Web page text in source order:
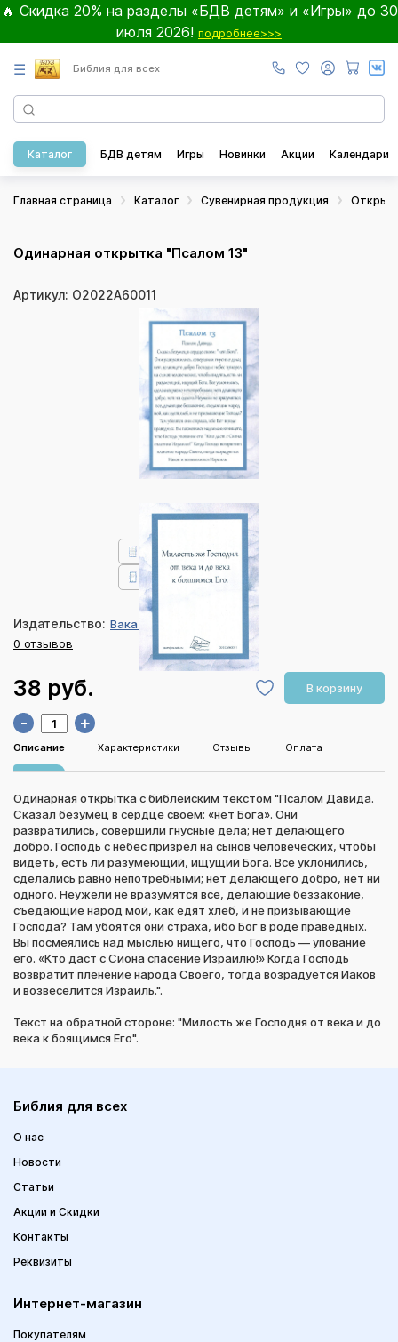
🔥 Скидка 20% на разделы «БДВ детям» и «Игры» до 30
июля 2026! подробнее>>>
☰ Библия для всех
Каталог БДВ детям Игры Новинки Акции Календари
Главная страница Каталог Сувенирная продукция
Одинарная открытка "Псалом 13"
Артикул: О2022А60011
Издательство: Ваката
0 отзывов
38 руб. В корзину
- +
Описание Характеристики Отзывы Оплата
Одинарная открытка с библейским текстом "Псалом Давида.
Сказал безумец в сердце своем: «нет Бога». Они
развратились, совершили гнусные дела; нет делающего
добро. Господь с небес призрел на сынов человеческих, чтобы
видеть, есть ли разумеющий, ищущий Бога. Все уклонились,
сделались равно непотребными; нет делающего добро, нет ни
одного. Неужели не вразумятся все, делающие беззаконие,
съедающие народ мой, как едят хлеб, и не призывающие
Господа? Там убоятся они страха, ибо Бог в роде праведных.
Вы посмеялись над мыслью нищего, что Господь — упование
его. «Кто даст с Сиона спасение Израилю!» Когда Господь
возвратит пленение народа Своего, тогда возрадуется Иаков
и возвеселится Израиль.".
Текст на обратной стороне: "Милость же Господня от века и до
века к боящимся Его".
Библия для всех
О нас
Новости
Статьи
Акции и Скидки
Контакты
Реквизиты
Интернет-магазин
Покупателям